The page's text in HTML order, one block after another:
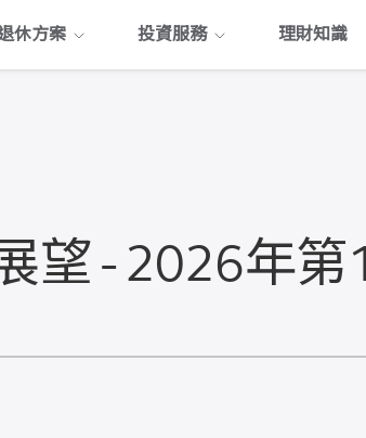
休方案 投資服務 理財知識
望 - 2026年第